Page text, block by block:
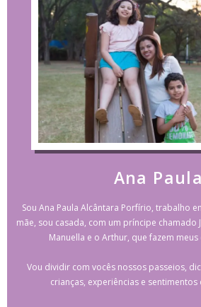
Ana Paula
Sou Ana Paula Alcântara Porfírio, trabalho
mãe, sou casada, com um príncipe chamado
Manuella e o Arthur, que fazem meus
Vou dividir com vocês nossos passeios,
crianças, experiências e